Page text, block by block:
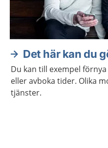
Det här kan du
Du kan till exempel
eller avboka tider. Olika
tjänster.